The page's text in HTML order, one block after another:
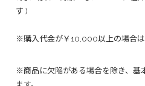
す )
※購入代金が￥10,000以上の場合は
※商品に欠陥がある場合を除き、基